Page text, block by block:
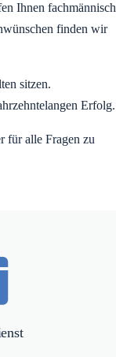
Ihnen fachmännisch
finden wir
sitzen.
Erfolg.
für alle Fragen zu